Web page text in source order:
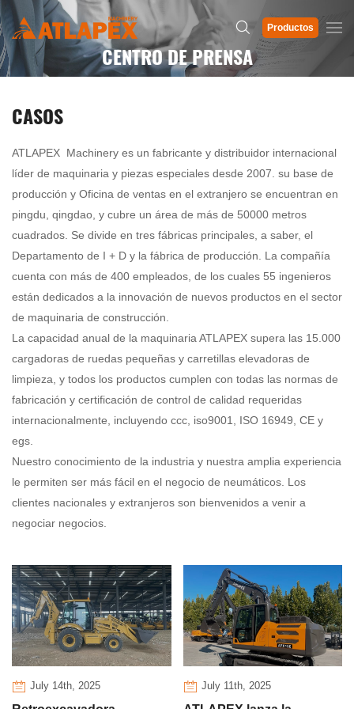
Productos
CENTRO DE PRENSA
CASOS
ATLAPEX Machinery es un fabricante y distribuidor internacional
líder de maquinaria y piezas especiales desde 2007. su base de
producción y Oficina de ventas en el extranjero se encuentran en
pingdu, qingdao, y cubre un área de más de 50000 metros
cuadrados. Se divide en tres fábricas principales, a saber, el
Departamento de I + D y la fábrica de producción. La compañía
cuenta con más de 400 empleados, de los cuales 55 ingenieros
están dedicados a la innovación de nuevos productos en el sector
de maquinaria de construcción.
La capacidad anual de la maquinaria ATLAPEX supera las 15.000
cargadoras de ruedas pequeñas y carretillas elevadoras de
limpieza, y todos los productos cumplen con todas las normas de
fabricación y certificación de control de calidad requeridas
internacionalmente, incluyendo ccc, iso9001, ISO 16949, CE y
egs.
Nuestro conocimiento de la industria y nuestra amplia experiencia
le permiten ser más fácil en el negocio de neumáticos. Los
clientes nacionales y extranjeros son bienvenidos a venir a
negociar negocios.
July 14th, 2025 July 11th, 2025